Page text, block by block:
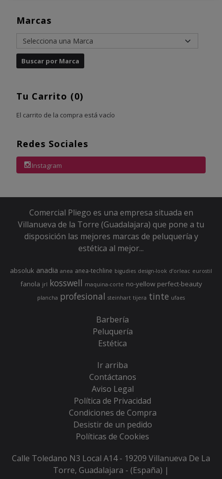
Marcas
Tu Carrito (0)
El carrito de la compra está vacío
Redes Sociales
Instagram
Comercial Pliego es una empresa situada en
Villanueva de la Torre (Guadalajara) que pone a tu
disposición las mejores marcas de peluquería y
estética al mejor...
absoluk anadia anea anea-techline bigudies design-look d’orleac eurostil
fanola jrl kosswell maquina-corte no-yellow perfect-beauty
plancha profesional steinhart tijera tinte ufaes
Barbería
Peluquería
Estética
Ir arriba
Contáctanos
Aviso Legal
Política de Privacidad
Condiciones de Compra
Desistir de un pedido
Políticas de Cookies
Calle Toledano N3 Local A14 - 19209 Villanueva De La
Torre, Guadalajara - (España) |